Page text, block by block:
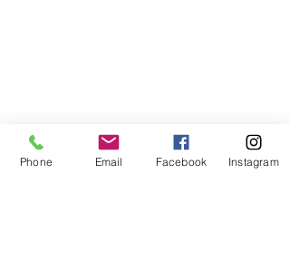
Phone Email Facebook Instagram